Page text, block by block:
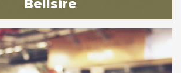
Bellsire